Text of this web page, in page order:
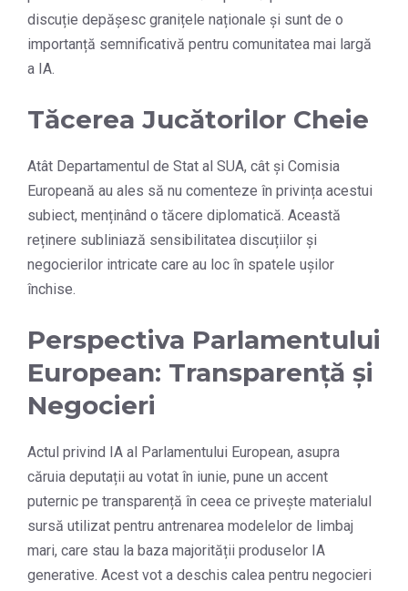
discuție depășesc granițele naționale și sunt de o
importanță semnificativă pentru comunitatea mai largă
a IA.
Tăcerea Jucătorilor Cheie
Atât Departamentul de Stat al SUA, cât și Comisia
Europeană au ales să nu comenteze în privința acestui
subiect, menținând o tăcere diplomatică. Această
reținere subliniază sensibilitatea discuțiilor și
negocierilor intricate care au loc în spatele ușilor
închise.
Perspectiva Parlamentului
European: Transparență și
Negocieri
Actul privind IA al Parlamentului European, asupra
căruia deputații au votat în iunie, pune un accent
puternic pe transparență în ceea ce privește materialul
sursă utilizat pentru antrenarea modelelor de limbaj
mari, care stau la baza majorității produselor IA
generative. Acest vot a deschis calea pentru negocieri